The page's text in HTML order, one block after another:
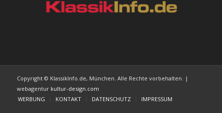
Copyright © KlassikInfo.de, München. Alle Rechte vorbehalten. |
webagentur kultur-design.com
WERBUNG
KONTAKT DATENSCHUTZ IMPRESSUM